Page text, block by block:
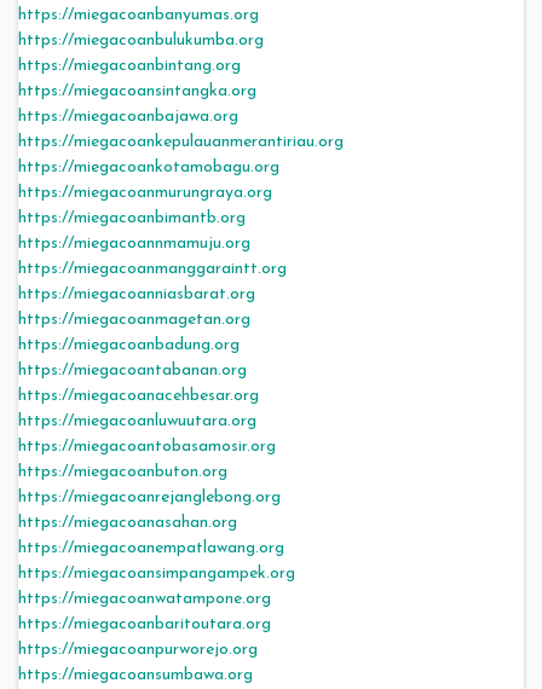
https://miegacoanbanyumas.org
https://miegacoanbulukumba.org
https://miegacoanbintang.org
https://miegacoansintangka.org
https://miegacoanbajawa.org
https://miegacoankepulauanmerantiriau.org
https://miegacoankotamobagu.org
https://miegacoanmurungraya.org
https://miegacoanbimantb.org
https://miegacoannmamuju.org
https://miegacoanmanggaraintt.org
https://miegacoanniasbarat.org
https://miegacoanmagetan.org
https://miegacoanbadung.org
https://miegacoantabanan.org
https://miegacoanacehbesar.org
https://miegacoanluwuutara.org
https://miegacoantobasamosir.org
https://miegacoanbuton.org
https://miegacoanrejanglebong.org
https://miegacoanasahan.org
https://miegacoanempatlawang.org
https://miegacoansimpangampek.org
https://miegacoanwatampone.org
https://miegacoanbaritoutara.org
https://miegacoanpurworejo.org
https://miegacoansumbawa.org